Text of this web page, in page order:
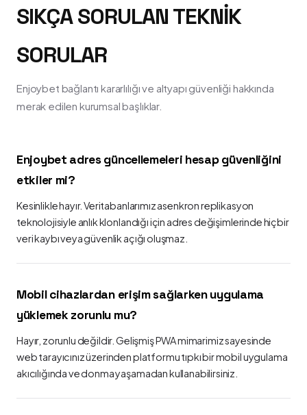
SIKÇA SORULAN TEKNIK
SORULAR
Enjoybet bağlantı kararlılığı ve altyapı güvenliği hakkında
merak edilen kurumsal başlıklar.
Enjoybet adres güncellemeleri hesap güvenliğini
etkiler mi?
Kesinlikle hayır. Veritabanlarımız asenkron replikasyon
teknolojisiyle anlık klonlandığı için adres değişimlerinde hiçbir
veri kaybı veya güvenlik açığı oluşmaz.
Mobil cihazlardan erişim sağlarken uygulama
yüklemek zorunlu mu?
Hayır, zorunlu değildir. Gelişmiş PWA mimarimiz sayesinde
web tarayıcınız üzerinden platformu tıpkı bir mobil uygulama
akıcılığında ve donma yaşamadan kullanabilirsiniz.